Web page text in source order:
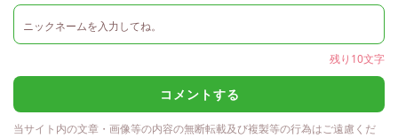
残り10文字
コメントする
当サイト内の文章・画像等の内容の無断転載及び複製等の行為はご遠慮くだ